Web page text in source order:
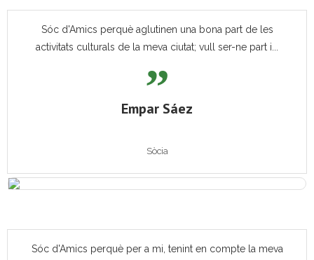
Sóc d'Amics perquè aglutinen una bona part de les
activitats culturals de la meva ciutat; vull ser-ne part i...
Empar Sáez
Sòcia
Sóc d'Amics perquè per a mi, tenint en compte la meva